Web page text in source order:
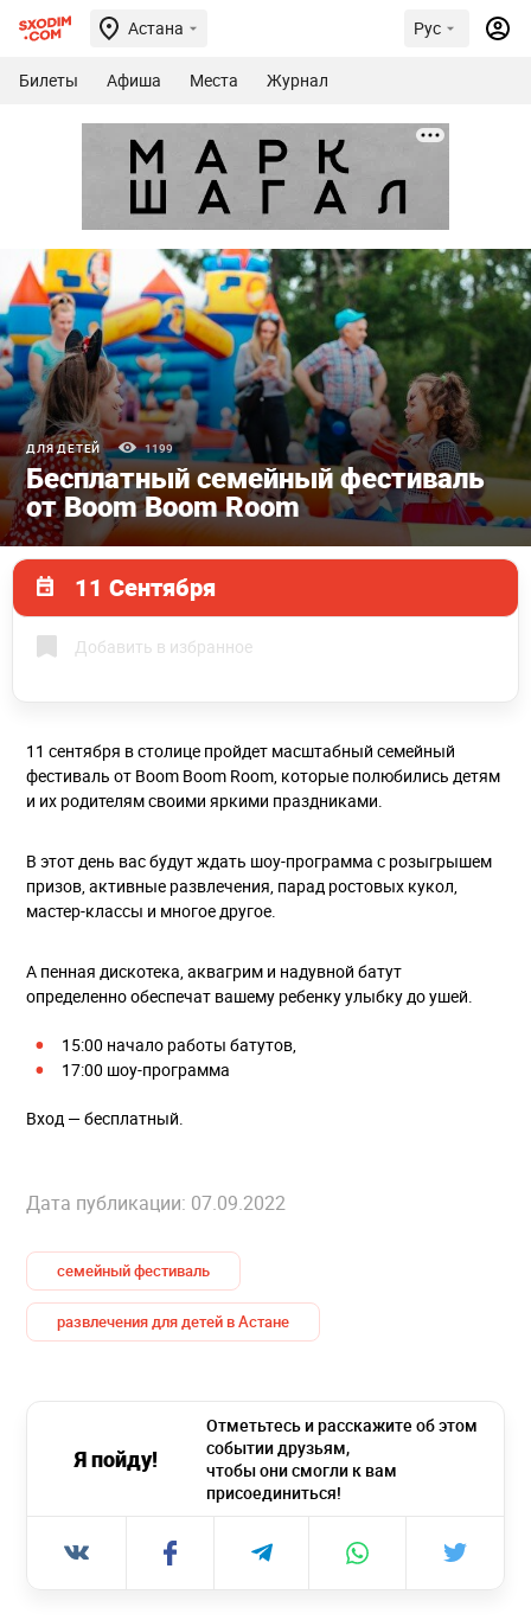
Астана Рус
Билеты Афиша Места Журнал
ДЛЯ ДЕТЕЙ 1199
Бесплатный семейный фестиваль
от Boom Boom Room
11 Сентября
Добавить в избранное
11 сентября в столице пройдет масштабный семейный
фестиваль от Boom Boom Room, которые полюбились детям
и их родителям своими яркими праздниками.
В этот день вас будут ждать шоу-программа с розыгрышем
призов, активные развлечения, парад ростовых кукол,
мастер-классы и многое другое.
А пенная дискотека, аквагрим и надувной батут
определенно обеспечат вашему ребенку улыбку до ушей.
15:00 начало работы батутов,
17:00 шоу-программа
Вход — бесплатный.
Дата публикации: 07.09.2022
семейный фестиваль
развлечения для детей в Астане
Я пойду!
Отметьтесь и расскажите об этом
событии друзьям,
чтобы они смогли к вам
присоединиться!